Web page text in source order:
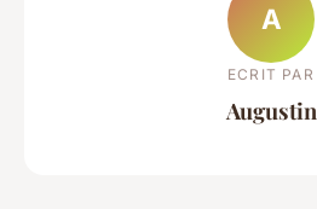
A
ECRIT PAR
Augustin